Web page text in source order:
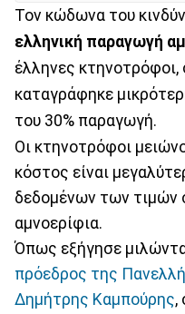
Τον κώδωνα του
ελληνική παραγωγή
έλληνες
καταγράφηκε
του 30% παραγωγή.
Οι κτηνοτρόφοι
κόστος είναι
δεδομένων των τιμών
αμνοερίφια.
Όπως εξήγησε
πρόεδρος της
Δημήτρης Καμπούρης,